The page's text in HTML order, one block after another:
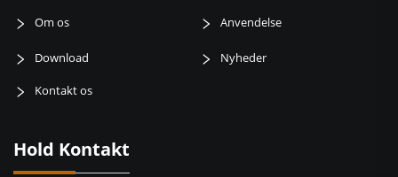
Om os Anvendelse
Download Nyheder
Kontakt os
Hold Kontakt